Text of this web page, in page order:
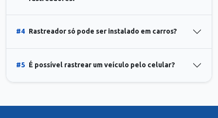
#4 Rastreador só pode ser instalado em carros?
#5 É possível rastrear um veículo pelo celular?